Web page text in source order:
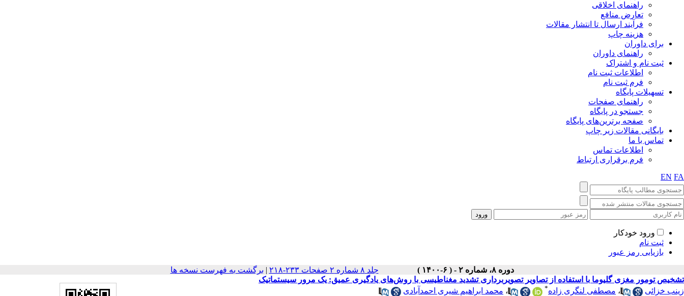
راهنمای اخلاقی
تعارض منافع
فرآیند ارسال تا انتشار مقالات
هزینه چاپ
برای داوران
راهنمای داوران
ثبت نام و اشتراک
اطلاعات ثبت نام
فرم ثبت نام
تسهیلات پایگاه
راهنمای صفحات
جستجو در پایگاه
صفحه برترین‌های پایگاه
بایگانی مقالات زیر چاپ
تماس با ما
اطلاعات تماس
فرم برقراری ارتباط
EN FA
ورود خودکار
ثبت نام
بازیابی رمز عبور
دوره ۸، شماره ۲ - ( ۶-۱۴۰۰ ) جلد ۸ شماره ۲ صفحات ۲۳۳-۲۱۸ | برگشت به فهرست نسخه ها
تشخیص تومور مغزی گلیوما با استفاده از تصاویر تصویربرداری تشدید مغناطیسی با روش‌های یادگیری عمیق: یک مرور سیستماتیک
زینب خزائی
، مصطفی لنگری زاده* ، محمد ابراهیم شیری احمدآبادی